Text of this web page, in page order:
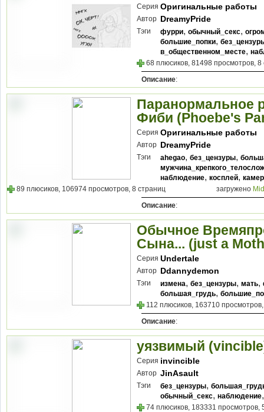
Серия Оригинальные работы
Автор DreamyPride
Тэги фурри, обычный_секс,
большие_попки,
в_общественном_месте,
68 плюсиков, 81498 просмотров, 8
Описание:
Паранормальное
Фиби (Phoebe's
Серия Оригинальные работы
Автор DreamyPride
Тэги ahegao, без_цензуры,
наблюдение, косплей,
89 плюсиков, 106974 просмотров, 8 страниц
загружено
Описание:
Обычное
Сына... (just a
Серия Undertale
Автор Ddannydemon
Тэги измена, без_цензуры, мать,
большая_грудь,
112 плюсиков, 163710
Описание:
уязвимый
Серия invincible
Автор JinAsault
Тэги без_цензуры,
обычный_секс, наблюдение
74 плюсиков, 183331 просмотров,